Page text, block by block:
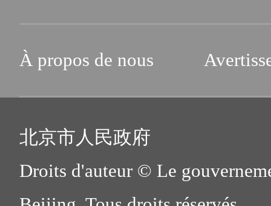
À propos de nous
北京市人民政府
Droits d'auteur © Le